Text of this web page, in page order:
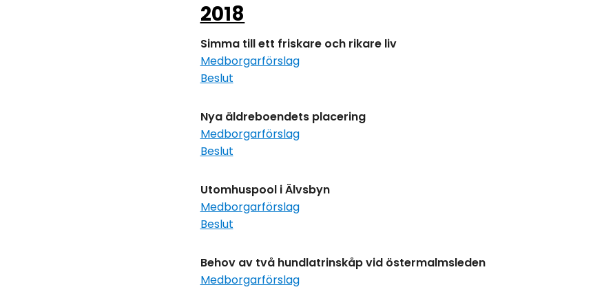
2018
Simma till ett friskare och rikare liv
Medborgarförslag
Beslut
Nya äldreboendets placering
Medborgarförslag
Beslut
Utomhuspool i Älvsbyn
Medborgarförslag
Beslut
Behov av två hundlatrinskåp vid östermalmsleden
Medborgarförslag